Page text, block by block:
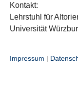
Kontakt:
Lehrstuhl für
Universität
Impressum |